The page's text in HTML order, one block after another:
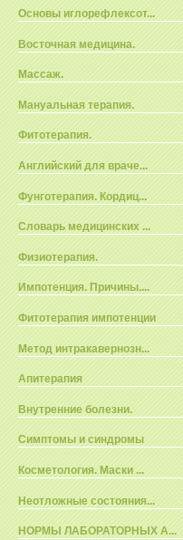
Основы иглорефлексот...
Восточная медицина.
Массаж.
Мануальная терапия.
Фитотерапия.
Английский для враче...
Фунготерапия. Кордиц...
Словарь медицинских ...
Физиотерапия.
Импотенция. Причины....
Фитотерапия импотенции
Метод интракавернозн...
Апитерапия
Внутренние болезни.
Симптомы и синдромы
Косметология. Маски ...
Неотложные состояния...
НОРМЫ ЛАБОРАТОРНЫХ А...